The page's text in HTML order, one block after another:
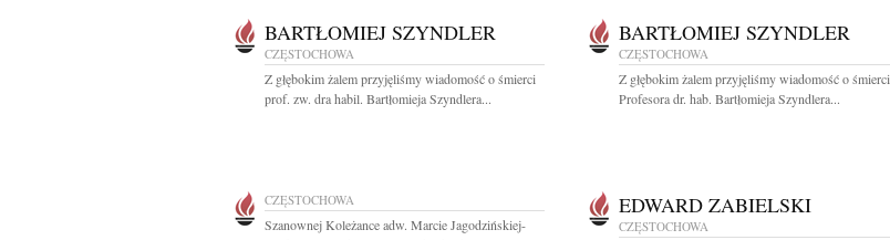
BARTŁOMIEJ SZYNDLER
CZĘSTOCHOWA
Z głębokim żalem przyjęliśmy wiadomość o śmierci
prof. zw. dra habil. Bartłomieja Szyndlera...
BARTŁOMIEJ SZYNDLER
CZĘSTOCHOWA
Z głębokim żalem przyjęliśmy wiadomość o śmierci
Profesora dr. hab. Bartłomieja Szyndlera...
CZĘSTOCHOWA
Szanownej Koleżance adw. Marcie Jagodzińskiej-
EDWARD ZABIELSKI
CZĘSTOCHOWA